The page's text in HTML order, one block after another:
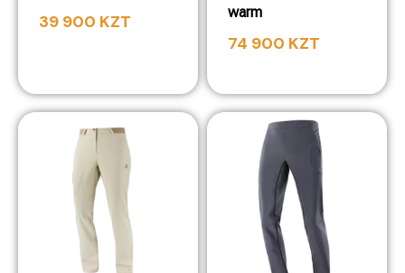
39 900 KZT
warm
74 900 KZT